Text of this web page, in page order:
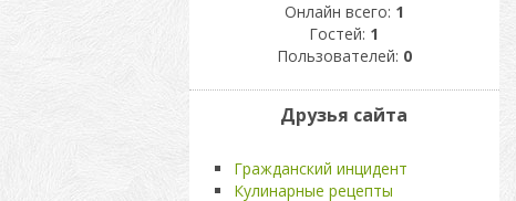
Онлайн всего: 1
Гостей: 1
Пользователей: 0
Друзья сайта
Гражданский инцидент
Кулинарные рецепты